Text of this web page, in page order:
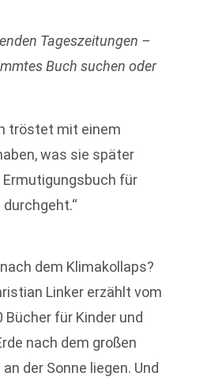
Tageszeitungen –
Buch suchen oder
tröstet mit einem
was sie später
Ermutigungsbuch für
dem Klimakollaps?
Linker erzählt vom
Bücher für Kinder und
nach dem großen
der Sonne liegen. Und